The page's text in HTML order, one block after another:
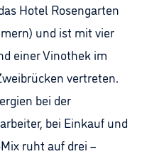
Hotel Rosengarten
und ist mit vier
einer Vinothek im
vertreten.
bei der
bei Einkauf und
ruht auf drei –